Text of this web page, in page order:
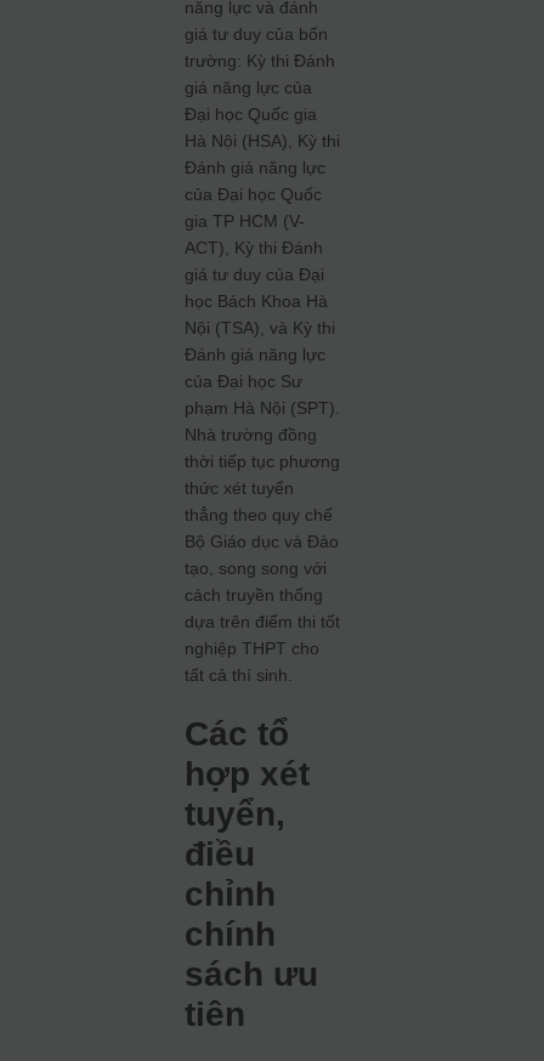
năng lực và đánh
giá tư duy của bốn
trường: Kỳ thi Đánh
giá năng lực của
Đại học Quốc gia
Hà Nội (HSA), Kỳ thi
Đánh giá năng lực
của Đại học Quốc
gia TP HCM (V-
ACT), Kỳ thi Đánh
giá tư duy của Đại
học Bách Khoa Hà
Nội (TSA), và Kỳ thi
Đánh giá năng lực
của Đại học Sư
phạm Hà Nội (SPT).
Nhà trường đồng
thời tiếp tục phương
thức xét tuyển
thẳng theo quy chế
Bộ Giáo dục và Đào
tạo, song song với
cách truyền thống
dựa trên điểm thi tốt
nghiệp THPT cho
tất cả thí sinh.
Các tổ
hợp xét
tuyển,
điều
chỉnh
chính
sách ưu
tiên